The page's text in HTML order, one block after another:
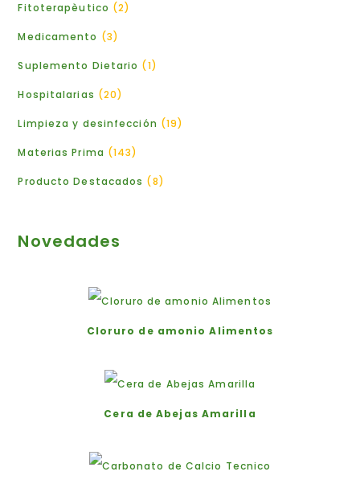
Fitoterapèutico 2
Medicamento 3
Suplemento Dietario 1
Hospitalarias 20
Limpieza y desinfección 19
Materias Prima 143
Producto Destacados 8
Novedades
Cloruro de amonio Alimentos
Cera de Abejas Amarilla